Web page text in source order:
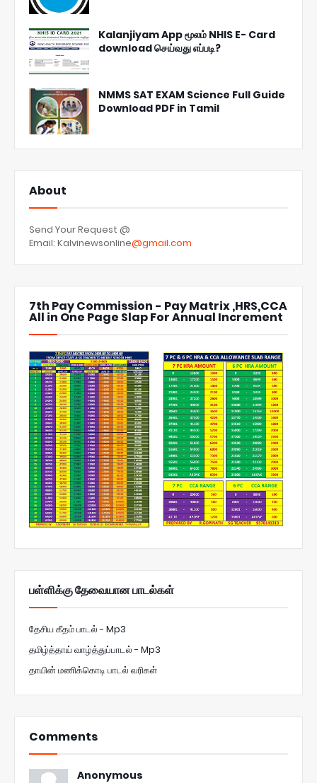
Kalanjiyam App மூலம் NHIS E- Card
download செய்வது எப்படி?
NMMS SAT EXAM Science Full Guide
Download PDF in Tamil
About
Send Your Request @
Email: Kalvinewsonline@gmail.com
7th Pay Commission - Pay Matrix ,HRS,CCA
All in One Page Slap For Annual Increment
பள்ளிக்கு தேவையான பாடல்கள்
தேசிய கீதம் பாடல் - Mp3
தமிழ்த்தாய் வாழ்த்துப்பாடல் - Mp3
தாயின் மணிக்கொடி பாடல் வரிகள்
Comments
Anonymous